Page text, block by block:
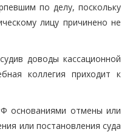
по делу, поскольку
лицу причинено не
доводы кассационной
коллегия приходит к
основаниями отмены или
или постановления суда